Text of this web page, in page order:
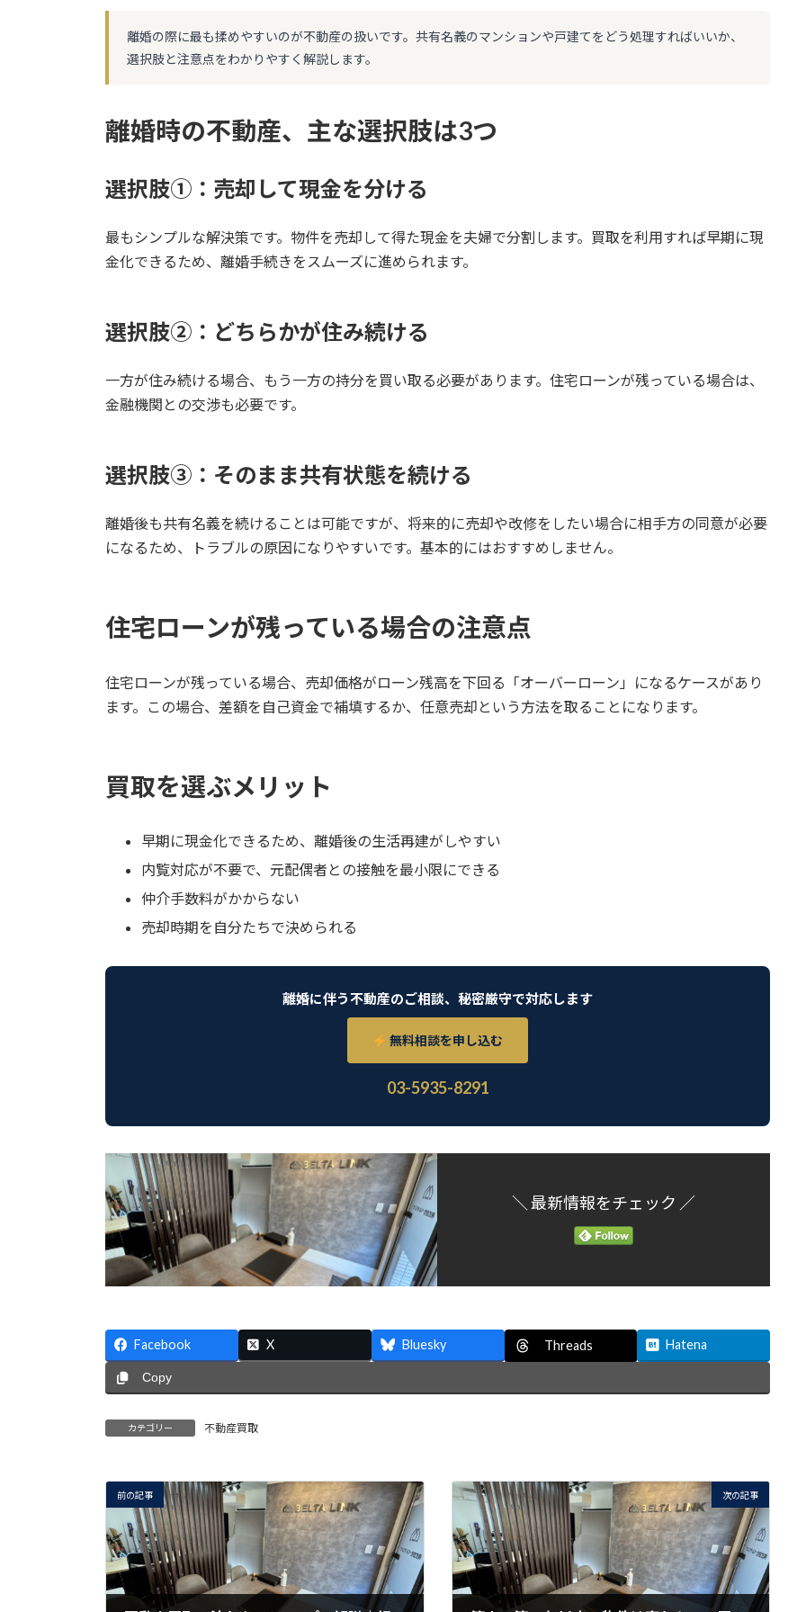
日
時
離婚の際に最も揉めやすいのが不動産の扱いです。共有名義のマンションや戸建てをどう処理すればいいか、
選択肢と注意点をわかりやすく解説します。
離婚時の不動産、主な選択肢は3つ
選択肢①：売却して現金を分ける
最もシンプルな解決策です。物件を売却して得た現金を夫婦で分割します。買取を利用すれば早期に現
金化できるため、離婚手続きをスムーズに進められます。
選択肢②：どちらかが住み続ける
一方が住み続ける場合、もう一方の持分を買い取る必要があります。住宅ローンが残っている場合は、
金融機関との交渉も必要です。
選択肢③：そのまま共有状態を続ける
離婚後も共有名義を続けることは可能ですが、将来的に売却や改修をしたい場合に相手方の同意が必要
になるため、トラブルの原因になりやすいです。基本的にはおすすめしません。
住宅ローンが残っている場合の注意点
住宅ローンが残っている場合、売却価格がローン残高を下回る「オーバーローン」になるケースがあり
ます。この場合、差額を自己資金で補填するか、任意売却という方法を取ることになります。
買取を選ぶメリット
早期に現金化できるため、離婚後の生活再建がしやすい
内覧対応が不要で、元配偶者との接触を最小限にできる
仲介手数料がかからない
売却時期を自分たちで決められる
離婚に伴う不動産のご相談、秘密厳守で対応します
無料相談を申し込む
03-5935-8291
＼ 最新情報をチェック ／
Facebook X Bluesky Threads Hatena
Copy
カテゴリー 不動産買取
前の記事 次の記事